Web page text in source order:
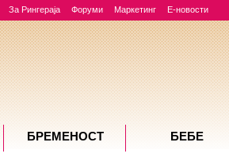
За Рингераја Форуми Маркетинг Е-новости
БРЕМЕНОСТ БЕБЕ